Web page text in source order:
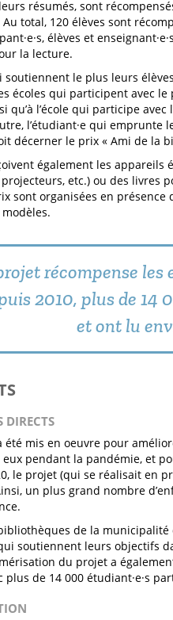
résumés, sont
total, 120 élèves sont
élèves et
la lecture.
soutiennent le plus leurs
écoles qui participent avec
qu’à l’école qui participe
l’étudiant·e qui
décerner le prix « Ami de la
également les
etc.) ou des livres
sont organisées en présence
récompense
2010, plus de 14
et ont lu
DIRECTS
été mis en oeuvre pour
pendant la pandémie, et
le projet (qui se réalisait en
un plus grand nombre
de la
soutiennent leurs objectifs
du projet a
plus de 14 000 étudiant·e·s